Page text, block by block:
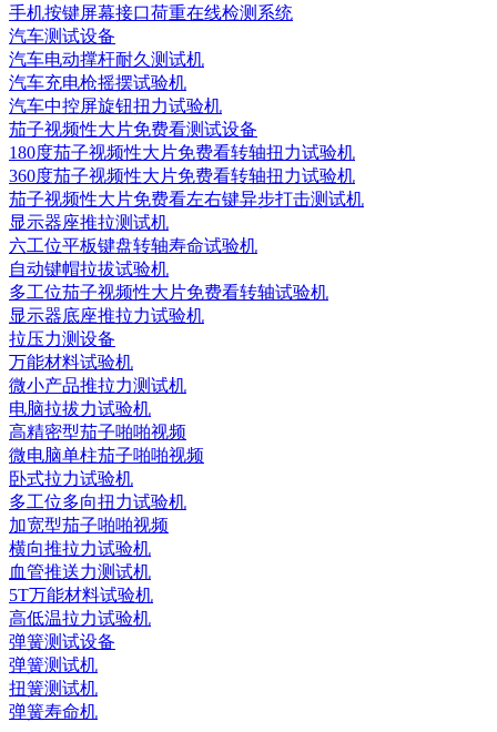
手机按键屏幕接口荷重在线检测系统
汽车测试设备
汽车电动撑杆耐久测试机
汽车充电枪摇摆试验机
汽车中控屏旋钮扭力试验机
茄子视频性大片免费看测试设备
180度茄子视频性大片免费看转轴扭力试验机
360度茄子视频性大片免费看转轴扭力试验机
茄子视频性大片免费看左右键异步打击测试机
显示器座推拉测试机
六工位平板键盘转轴寿命试验机
自动键帽拉拔试验机
多工位茄子视频性大片免费看转轴试验机
显示器底座推拉力试验机
拉压力测设备
万能材料试验机
微小产品推拉力测试机
电脑拉拔力试验机
高精密型茄子啪啪视频
微电脑单柱茄子啪啪视频
卧式拉力试验机
多工位多向扭力试验机
加宽型茄子啪啪视频
横向推拉力试验机
血管推送力测试机
5T万能材料试验机
高低温拉力试验机
弹簧测试设备
弹簧测试机
扭簧测试机
弹簧寿命机